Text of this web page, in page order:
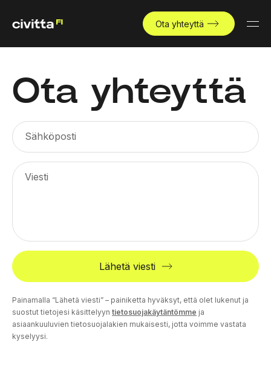
Ota yhteyttä
Ota yhteyttä
Sähköposti
Viesti
Lähetä viesti
Painamalla “Lähetä viesti” – painiketta hyväksyt, että olet lukenut ja
suostut tietojesi käsittelyyn tietosuojakäytäntömme ja
asiaankuuluvien tietosuojalakien mukaisesti, jotta voimme vastata
kyselyysi.